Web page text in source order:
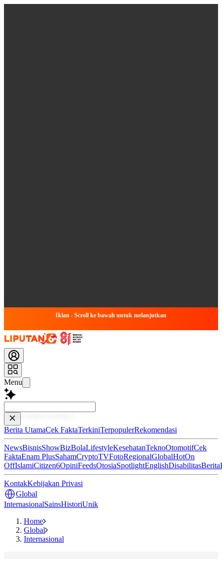
Iklan - Scroll ke bawah untuk melanjutkan
Menu
Baca
Berita UtamaCek FaktaTerkiniTerpopulerRekomendasi
NewsBisnisShowBizBolaLifestyleKesehatanTeknoOtomotifCek
FaktaEnam PlusSahamCryptoTVFotoRegionalGlobalHotOn
OffIslamiCitizen6OpiniFeedsOtosiaSpotlightEnglishDisabilitasBerita
KontakKebijakan Privasi
Global
InternasionalSainsHistoriUnik
Home
Global
Internasional